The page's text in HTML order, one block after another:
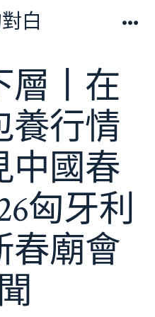
白
層丨在
養行情
中國春
匈牙利
春廟會